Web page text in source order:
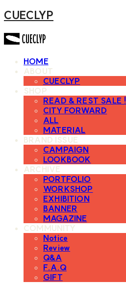
CUECLYP
HOME
ABOUT
CUECLYP
SHOP
READ & REST SALE !
CITY FORWARD
ALL
MATERIAL
BRAND ISSUE
CAMPAIGN
LOOKBOOK
ARCHIVE
PORTFOLIO
WORKSHOP
EXHIBITION
BANNER
MAGAZINE
COMMUNITY
Notice
Review
Q&A
F.A.Q
GIFT